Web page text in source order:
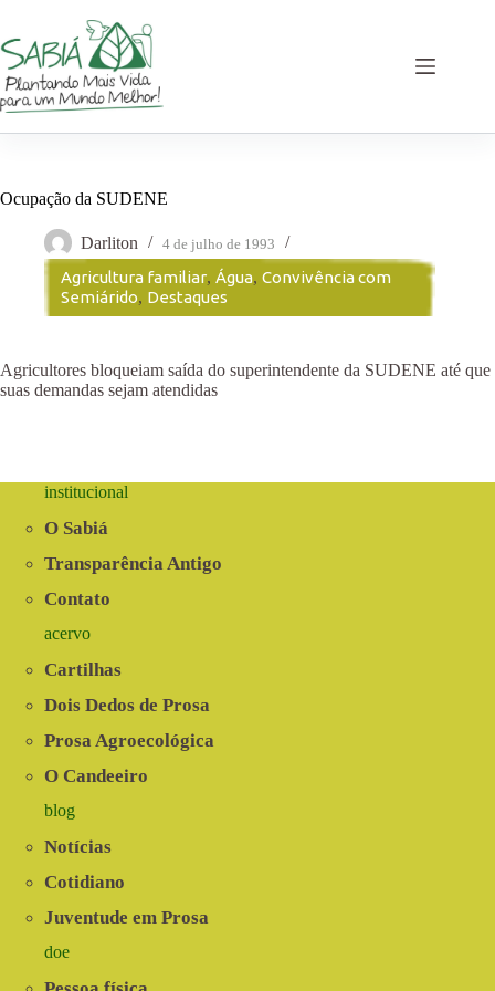
o
conteúdo
Ocupação da SUDENE
Darliton 4 de julho de 1993
Agricultura familiar, Água, Convivência com
Semiárido, Destaques
Agricultores bloqueiam saída do superintendente da SUDENE até que
suas demandas sejam atendidas
institucional
O Sabiá
Transparência Antigo
Contato
acervo
Cartilhas
Dois Dedos de Prosa
Prosa Agroecológica
O Candeeiro
blog
Notícias
Cotidiano
Juventude em Prosa
doe